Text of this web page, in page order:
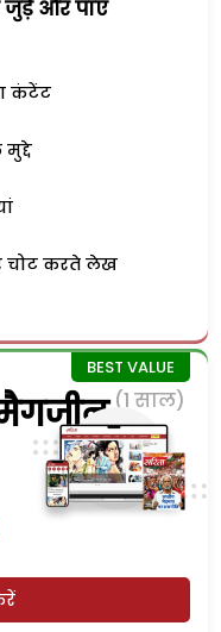
जुड़ेें और पाएं
कंटेंट
चोट करते लेख
मैगजीन (1 साल)